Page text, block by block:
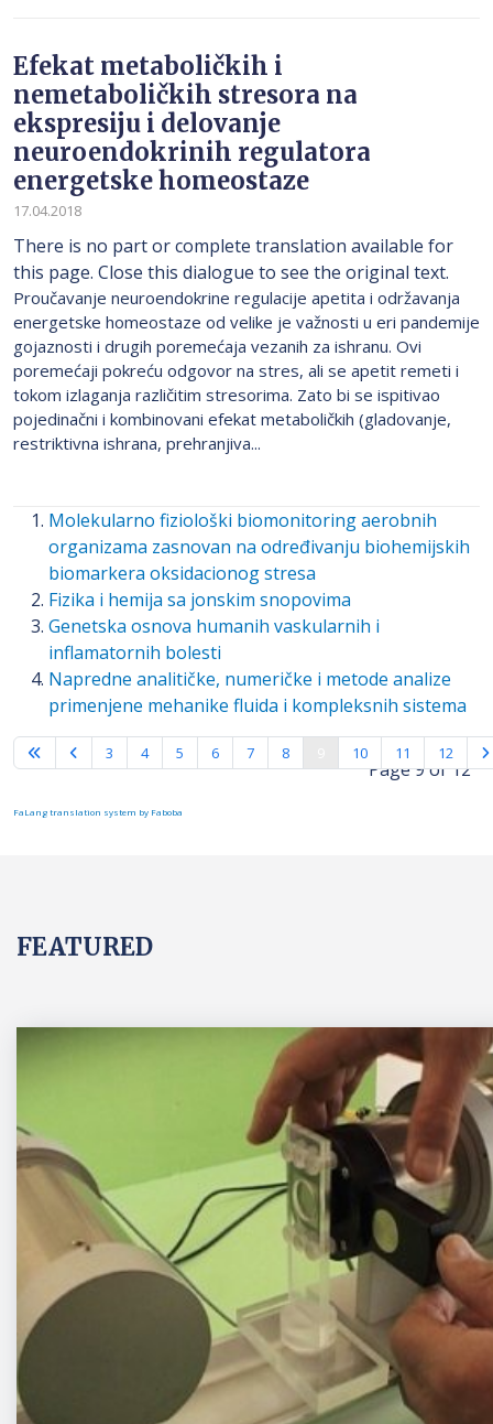
Efekat metaboličkih i
nemetaboličkih stresora na
ekspresiju i delovanje
neuroendokrinih regulatora
energetske homeostaze
17.04.2018
There is no part or complete translation available for
this page. Close this dialogue to see the original text.
Proučavanje neuroendokrine regulacije apetita i održavanja
energetske homeostaze od velike je važnosti u eri pandemije
gojaznosti i drugih poremećaja vezanih za ishranu. Ovi
poremećaji pokreću odgovor na stres, ali se apetit remeti i
tokom izlaganja različitim stresorima. Zato bi se ispitivao
pojedinačni i kombinovani efekat metaboličkih (gladovanje,
restriktivna ishrana, prehranjiva...
Molekularno fiziološki biomonitoring aerobnih
organizama zasnovan na određivanju biohemijskih
biomarkera oksidacionog stresa
Fizika i hemija sa jonskim snopovima
Genetska osnova humanih vaskularnih i
inflamatornih bolesti
Napredne analitičke, numeričke i metode analize
primenjene mehanike fluida i kompleksnih sistema
Page 9 of 12
3 4 5 6 7 8 10 11 12
FaLang translation system by Faboba
FEATURED